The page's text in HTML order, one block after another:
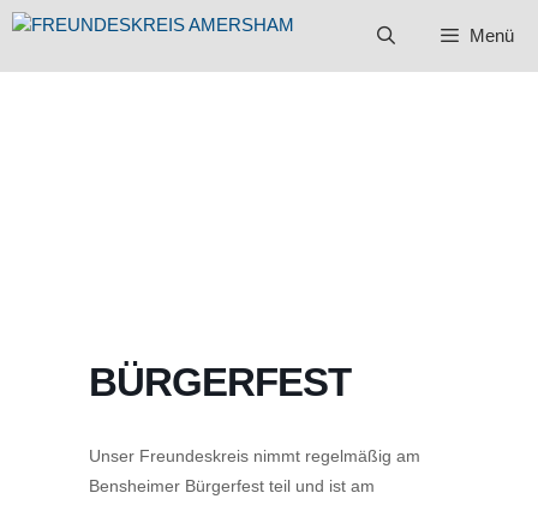
Zum
springen
Menü
BÜRGERFEST
Unser Freundeskreis nimmt regelmäßig am
Bensheimer Bürgerfest teil und ist am